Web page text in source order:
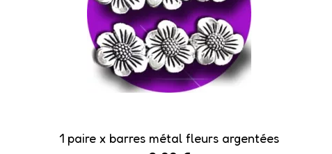
1 paire x ​barres métal fleurs argentées